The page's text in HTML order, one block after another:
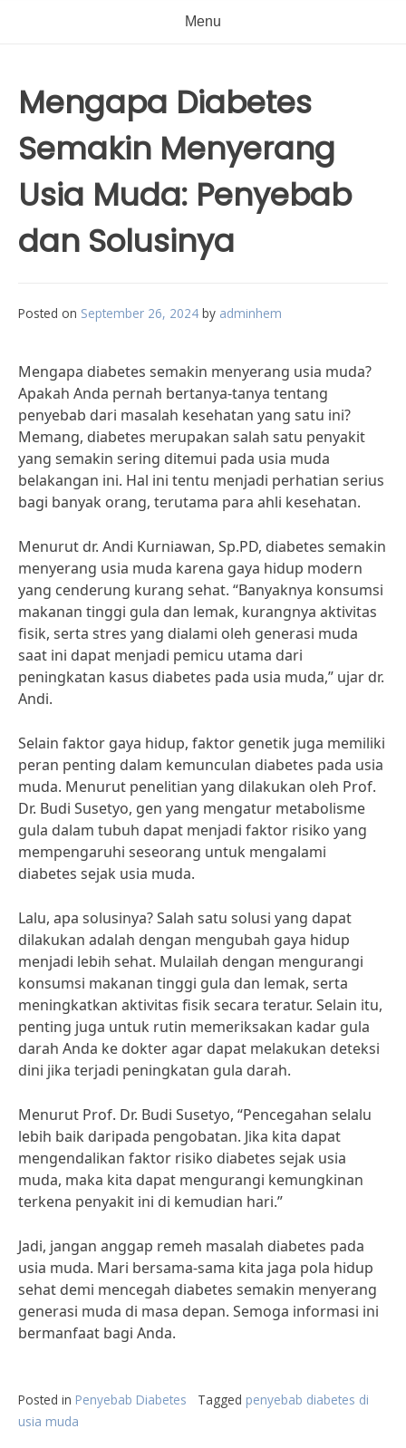
Menu
Mengapa Diabetes
Semakin Menyerang
Usia Muda: Penyebab
dan Solusinya
Posted on September 26, 2024 by adminhem
Mengapa diabetes semakin menyerang usia muda?
Apakah Anda pernah bertanya-tanya tentang
penyebab dari masalah kesehatan yang satu ini?
Memang, diabetes merupakan salah satu penyakit
yang semakin sering ditemui pada usia muda
belakangan ini. Hal ini tentu menjadi perhatian serius
bagi banyak orang, terutama para ahli kesehatan.
Menurut dr. Andi Kurniawan, Sp.PD, diabetes semakin
menyerang usia muda karena gaya hidup modern
yang cenderung kurang sehat. “Banyaknya konsumsi
makanan tinggi gula dan lemak, kurangnya aktivitas
fisik, serta stres yang dialami oleh generasi muda
saat ini dapat menjadi pemicu utama dari
peningkatan kasus diabetes pada usia muda,” ujar dr.
Andi.
Selain faktor gaya hidup, faktor genetik juga memiliki
peran penting dalam kemunculan diabetes pada usia
muda. Menurut penelitian yang dilakukan oleh Prof.
Dr. Budi Susetyo, gen yang mengatur metabolisme
gula dalam tubuh dapat menjadi faktor risiko yang
mempengaruhi seseorang untuk mengalami
diabetes sejak usia muda.
Lalu, apa solusinya? Salah satu solusi yang dapat
dilakukan adalah dengan mengubah gaya hidup
menjadi lebih sehat. Mulailah dengan mengurangi
konsumsi makanan tinggi gula dan lemak, serta
meningkatkan aktivitas fisik secara teratur. Selain itu,
penting juga untuk rutin memeriksakan kadar gula
darah Anda ke dokter agar dapat melakukan deteksi
dini jika terjadi peningkatan gula darah.
Menurut Prof. Dr. Budi Susetyo, “Pencegahan selalu
lebih baik daripada pengobatan. Jika kita dapat
mengendalikan faktor risiko diabetes sejak usia
muda, maka kita dapat mengurangi kemungkinan
terkena penyakit ini di kemudian hari.”
Jadi, jangan anggap remeh masalah diabetes pada
usia muda. Mari bersama-sama kita jaga pola hidup
sehat demi mencegah diabetes semakin menyerang
generasi muda di masa depan. Semoga informasi ini
bermanfaat bagi Anda.
Posted in Penyebab Diabetes Tagged penyebab diabetes di
usia muda